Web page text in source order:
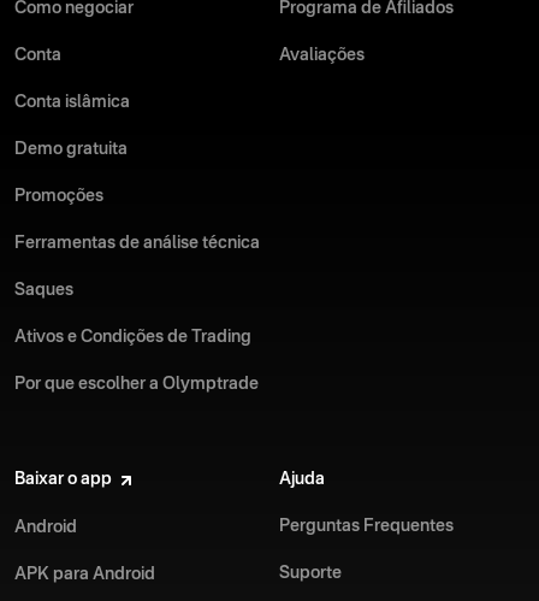
Como negociar
Conta
Conta islâmica
Demo gratuita
Promoções
Ferramentas de análise técnica
Saques
Ativos e Condições de Trading
Por que escolher a Olymptrade
Programa de Afiliados
Avaliações
Baixar o app
Android
APK para Android
Ajuda
Perguntas Frequentes
Suporte